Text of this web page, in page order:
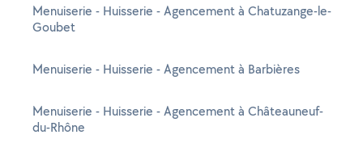
Menuiserie - Huisserie - Agencement à Chatuzange-le-
Goubet
Menuiserie - Huisserie - Agencement à Barbières
Menuiserie - Huisserie - Agencement à Châteauneuf-
du-Rhône